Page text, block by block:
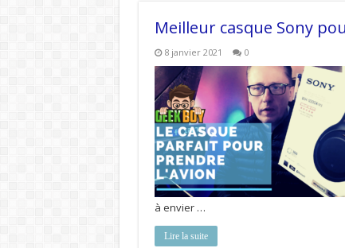
Meilleur casque Sony
8 janvier 2021 0
à envier …
Lire la suite